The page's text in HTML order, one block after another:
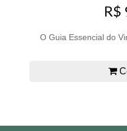
R$
O Guia Essencial do